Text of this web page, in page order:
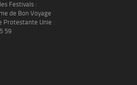
Festivals :
de Bon Voyage
Protestante Unie
59